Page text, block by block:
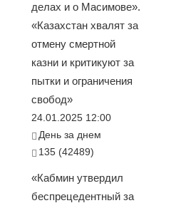
делах и о Масимове».
«Казахстан хвалят за
отмену смертной
казни и критикуют за
пытки и ограничения
свобод»
24.01.2025 12:00
День за днем
135 (42489)
«Кабмин утвердил
беспрецедентный за